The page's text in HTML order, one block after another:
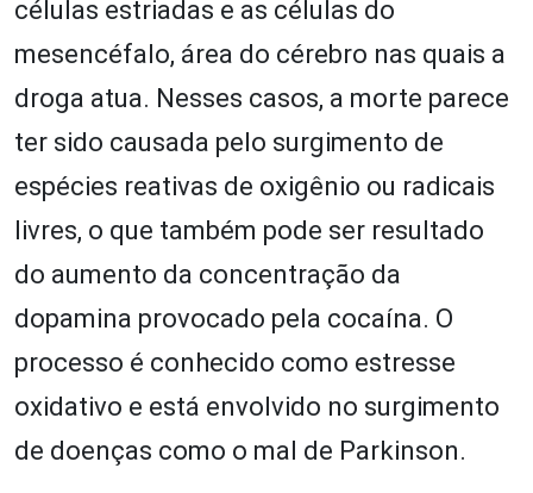
células estriadas e as células do
mesencéfalo, área do cérebro nas quais a
droga atua. Nesses casos, a morte parece
ter sido causada pelo surgimento de
espécies reativas de oxigênio ou radicais
livres, o que também pode ser resultado
do aumento da concentração da
dopamina provocado pela cocaína. O
processo é conhecido como estresse
oxidativo e está envolvido no surgimento
de doenças como o mal de Parkinson.